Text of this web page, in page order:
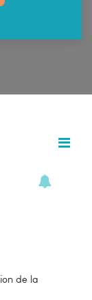
de la